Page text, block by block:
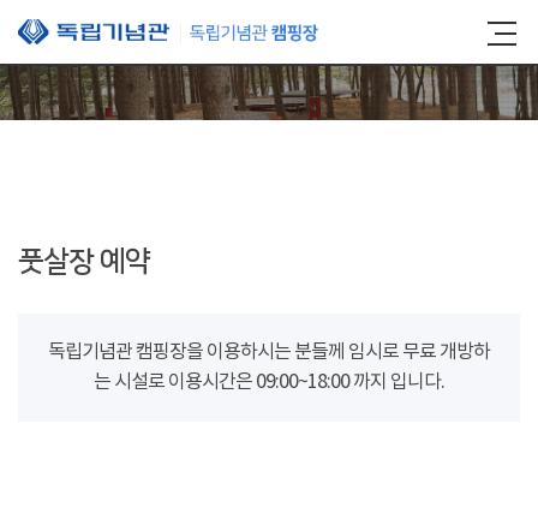
본문 바로가기
풋살장 예약
독립기념관 캠핑장을 이용하시는 분들께 임시로 무료 개방하
는 시설로 이용시간은 09:00~18:00 까지 입니다.